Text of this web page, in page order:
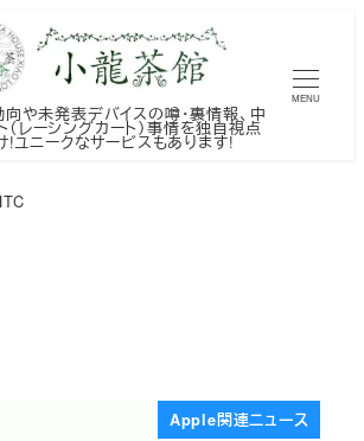
や未発表デバイスの噂・裏情報、中
（レーシングカート）事情を独自視点
!ユニークなサービスもあります!
MENU
Apple関連ニュース